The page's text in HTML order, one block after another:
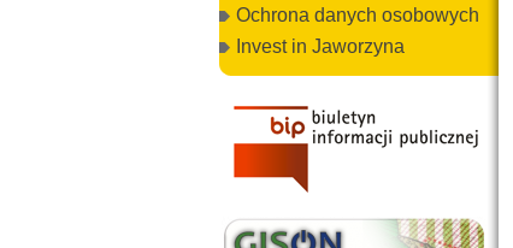
Ochrona danych osobowych
Invest in Jaworzyna